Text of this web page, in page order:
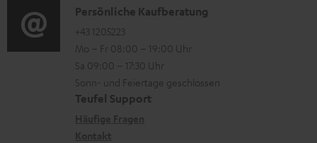
t
i
o
n
e
i
o
-
L
e
K
o
n
t
a
Persönliche Kaufberatung
+43 1205223
Mo – Fr 08:00 – 19:00 Uhr
Sa 09:00 – 17:30 Uhr
Sonn- und Feiertage geschlossen
Teufel Support